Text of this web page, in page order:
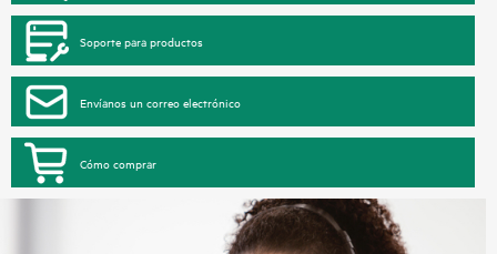
Soporte para productos
Envíanos un correo electrónico
Cómo comprar